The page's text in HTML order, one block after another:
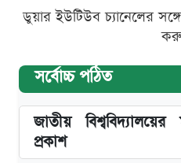
ডুয়ার ইউটিউব চ্যানেলের
সর্বোচ্চ পঠিত
জাতীয়
প্রকাশ